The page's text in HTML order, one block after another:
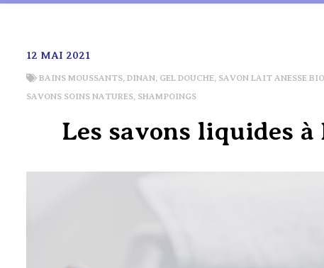
12 MAI 2021
BAINS MOUSSANTS, DINAN, GEL DOUCHE, SAVON LAIT ANESSE BIO
SAVONS SOINS NATURES, SHAMPOINGS
Les savons liquides à